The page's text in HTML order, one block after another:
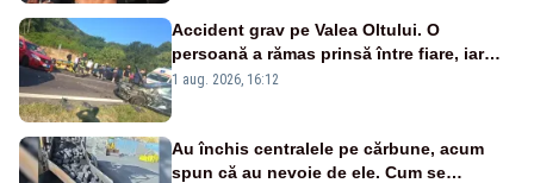
Accident grav pe Valea Oltului. O
persoană a rămas prinsă între fiare, iar
alta a fost aruncată pe carosabil
1 aug. 2026, 16:12
Au închis centralele pe cărbune, acum
spun că au nevoie de ele. Cum se